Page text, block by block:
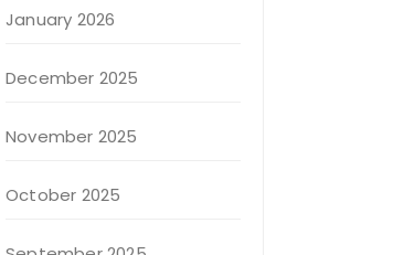
January 2026
December 2025
November 2025
October 2025